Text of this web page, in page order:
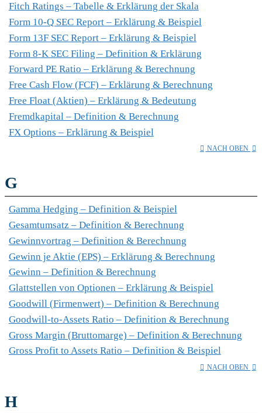
Fitch Ratings – Tabelle & Erklärung der Skala
Form 10-Q SEC Report – Erklärung & Beispiel
Form 13F SEC Report – Erklärung & Beispiel
Form 8-K SEC Filing – Definition & Erklärung
Forward PE Ratio – Erklärung & Berechnung
Free Cash Flow (FCF) – Erklärung & Berechnung
Free Float (Aktien) – Erklärung & Bedeutung
Fremdkapital – Definition & Berechnung
FX Options – Erklärung & Beispiel
NACH OBEN
G
Gamma Hedging – Definition & Beispiel
Gesamtumsatz – Definition & Berechnung
Gewinnvortrag – Definition & Berechnung
Gewinn je Aktie (EPS) – Erklärung & Berechnung
Gewinn – Definition & Berechnung
Glattstellen von Optionen – Erklärung & Beispiel
Goodwill (Firmenwert) – Definition & Berechnung
Goodwill-to-Assets Ratio – Definition & Berechnung
Gross Margin (Bruttomarge) – Definition & Berechnung
Gross Profit to Assets Ratio – Definition & Beispiel
NACH OBEN
H